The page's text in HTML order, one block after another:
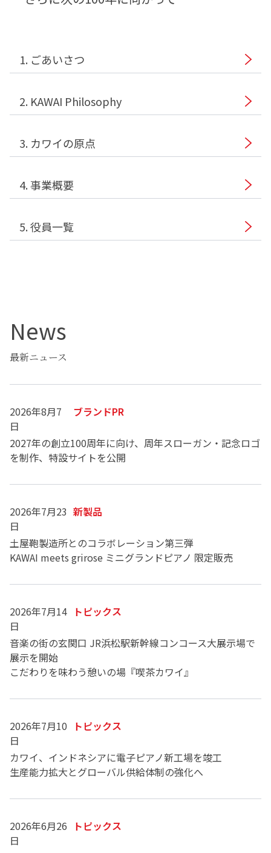
1. ごあいさつ
2. KAWAI Philosophy
3. カワイの原点
4. 事業概要
5. 役員一覧
News
最新ニュース
2026年8月7
日
ブランドPR
2027年の創立100周年に向け、周年スローガン・記念ロゴ
を制作、特設サイトを公開
2026年7月23
日
新製品
土屋鞄製造所とのコラボレーション第三弾
KAWAI meets grirose ミニグランドピアノ 限定販売
2026年7月14
日
トピックス
音楽の街の玄関口 JR浜松駅新幹線コンコース大展示場で
展示を開始
こだわりを味わう憩いの場『喫茶カワイ』
2026年7月10
日
トピックス
カワイ、インドネシアに電子ピアノ新工場を竣工
生産能力拡大とグローバル供給体制の強化へ
2026年6月26
日
トピックス